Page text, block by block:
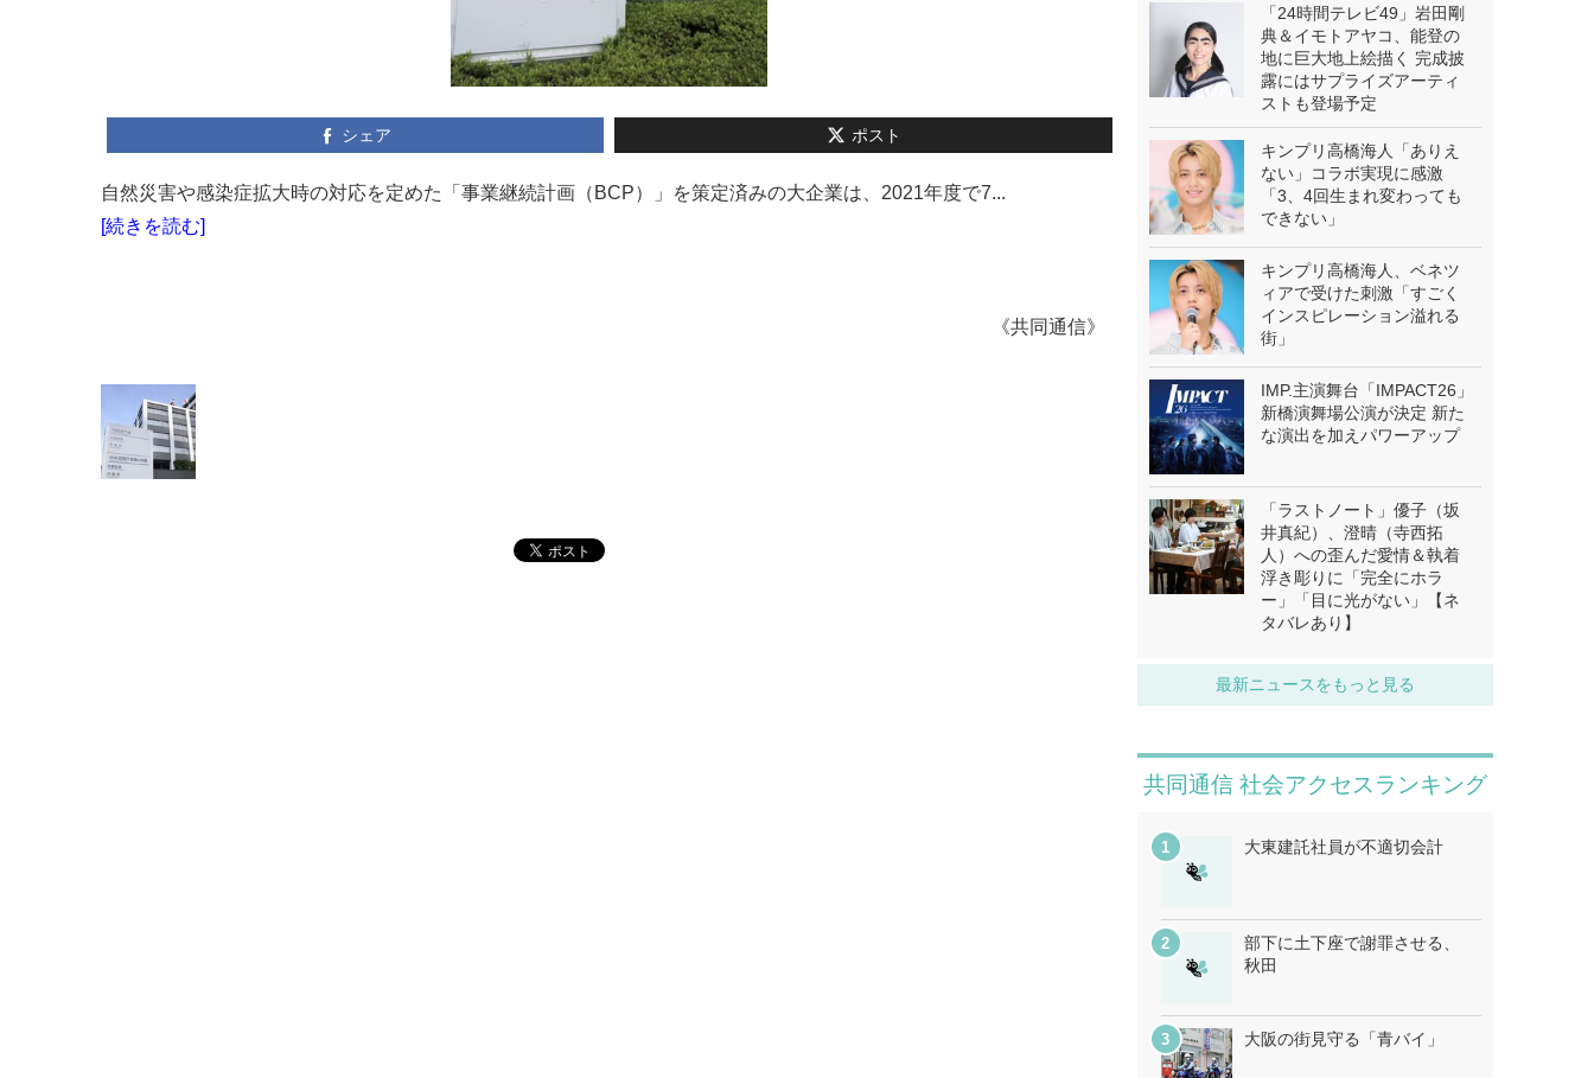
シェア ポスト
自然災害や感染症拡大時の対応を定めた「事業継続計画（BCP）」を策定済みの大企業は、2021年度で7...
[続きを読む]
《共同通信》
「24時間テレビ49」岩田剛
典＆イモトアヤコ、能登の
地に巨大地上絵描く 完成披
露にはサプライズアーティ
ストも登場予定
キンプリ高橋海人「ありえ
ない」コラボ実現に感激
「3、4回生まれ変わっても
できない」
キンプリ高橋海人、ベネツ
ィアで受けた刺激「すごく
インスピレーション溢れる
街」
IMP.主演舞台「IMPACT26」
新橋演舞場公演が決定 新た
な演出を加えパワーアップ
「ラストノート」優子（坂
井真紀）、澄晴（寺西拓
人）への歪んだ愛情＆執着
浮き彫りに「完全にホラ
ー」「目に光がない」【ネ
タバレあり】
最新ニュースをもっと見る
共同通信 社会アクセスランキング
大東建託社員が不適切会計
部下に土下座で謝罪させる、
秋田
大阪の街見守る「青バイ」